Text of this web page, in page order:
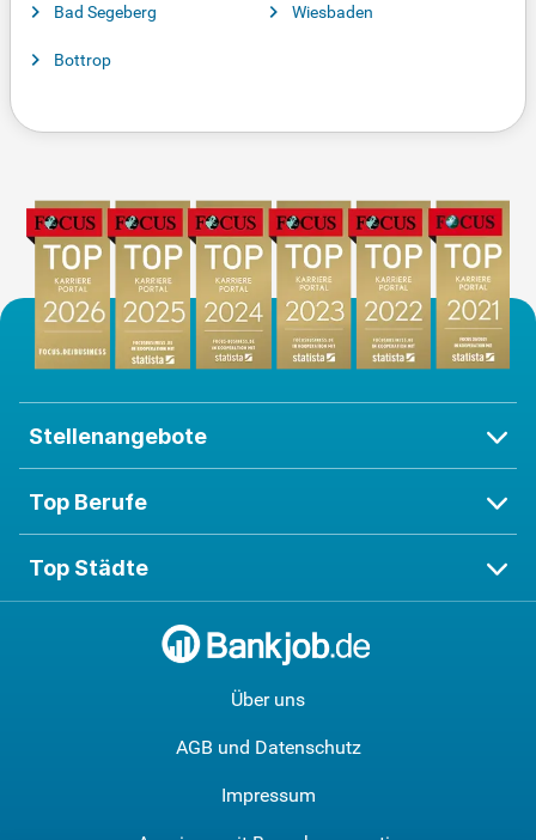
Bad Segeberg
Bottrop
Wiesbaden
Stellenangebote
Top Berufe
Top Städte
Über uns
AGB und Datenschutz
Impressum